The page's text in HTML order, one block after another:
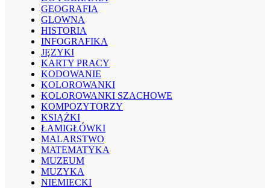
GEOGRAFIA
GLOWNA
HISTORIA
INFOGRAFIKA
JĘZYKI
KARTY PRACY
KODOWANIE
KOLOROWANKI
KOLOROWANKI SZACHOWE
KOMPOZYTORZY
KSIĄŻKI
ŁAMIGŁÓWKI
MALARSTWO
MATEMATYKA
MUZEUM
MUZYKA
NIEMIECKI